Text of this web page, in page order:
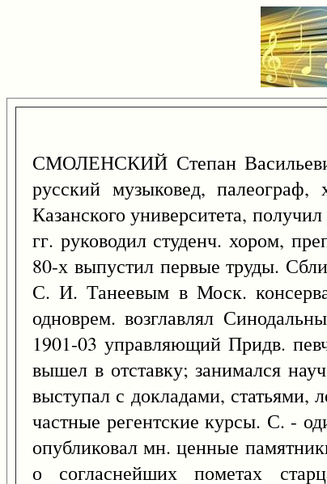
СМОЛЕНСКИЙ Степан
русский музыковед,
Казанского университета,
гг. руководил студенч. хором,
80-х выпустил первые труды.
С. И. Танеевым в Моск.
одноврем. возглавлял
1901-03 управляющий Придв.
вышел в отставку; занимался
выступал с докладами, статьями,
частные регентские курсы. С. -
опубликовал мн. ценные
о согласнейших пометах